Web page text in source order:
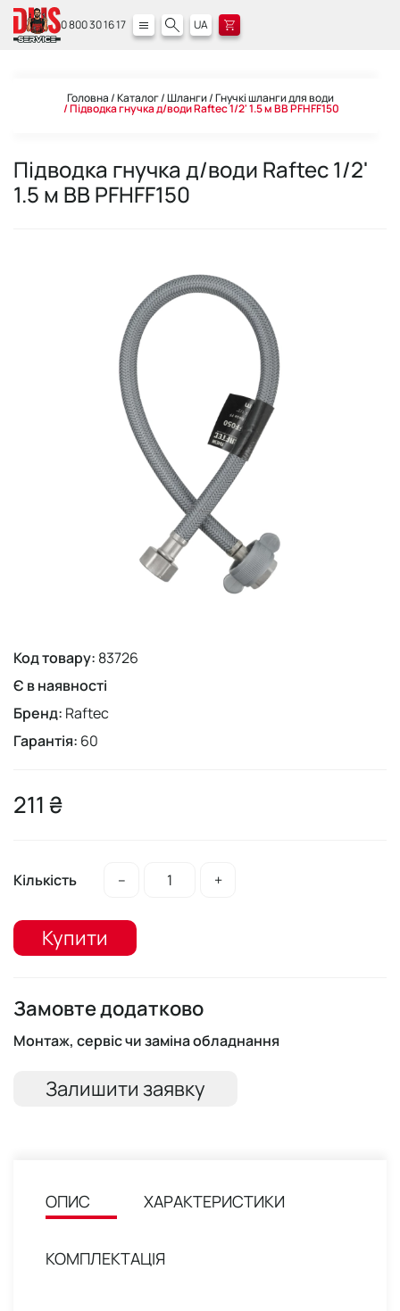
0 800 30 16 17 UA
Головна Каталог Шланги Гнучкі шланги для води
Підводка гнучка д/води Raftec 1/2' 1.5 м ВВ PFHFF150
Підводка гнучка д/води Raftec 1/2'
1.5 м ВВ PFHFF150
Код товару: 83726
Є в наявності
Бренд: Raftec
Гарантія: 60
211 ₴
Кількість – +
Купити
Замовте додатково
Монтаж, сервіс чи заміна обладнання
Залишити заявку
ОПИС ХАРАКТЕРИСТИКИ
КОМПЛЕКТАЦІЯ